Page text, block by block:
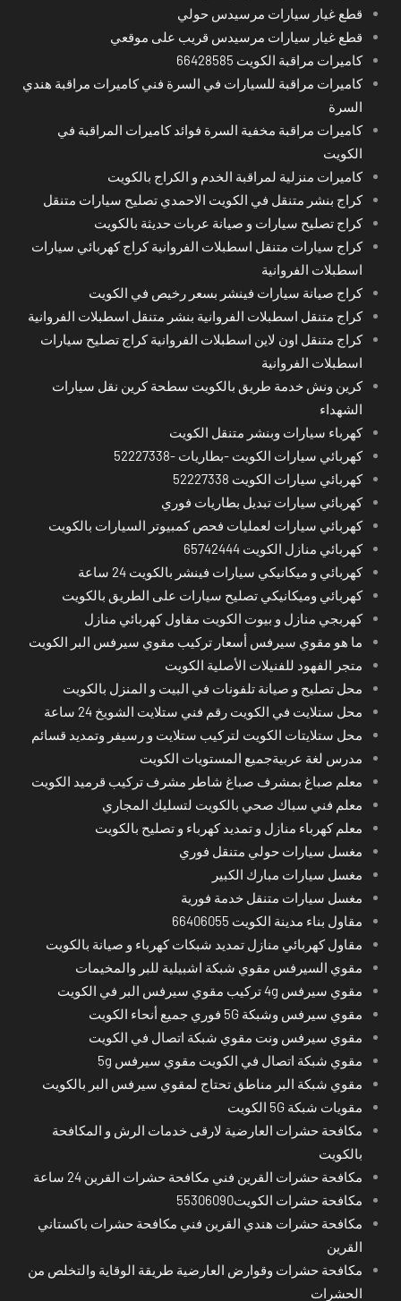
قطع غيار سيارات مرسيدس حولي
قطع غيار سيارات مرسيدس قريب على موقعي
كاميرات مراقبة الكويت 66428585
كاميرات مراقبة للسيارات في السرة فني كاميرات مراقبة هندي
السرة
كاميرات مراقبة مخفية السرة فوائد كاميرات المراقبة في
الكويت
كاميرات منزلية لمراقبة الخدم و الكراج بالكويت
كراج بنشر متنقل في الكويت الاحمدي تصليح سيارات متنقل
كراج تصليح سيارات و صيانة عربات حديثة بالكويت
كراج سيارات متنقل اسطبلات الفروانية كراج كهربائي سيارات
اسطبلات الفروانية
كراج صيانة سيارات فينشر بسعر رخيص في الكويت
كراج متنقل اسطبلات الفروانية بنشر متنقل اسطبلات الفروانية
كراج متنقل اون لاين اسطبلات الفروانية كراج تصليح سيارات
اسطبلات الفروانية
كرين ونش خدمة طريق بالكويت سطحة كرين نقل سيارات
الشهداء
كهرباء سيارات وبنشر متنقل الكويت
كهربائي سيارات الكويت -بطاريات -52227338
كهربائي سيارات الكويت 52227338
كهربائي سيارات تبديل بطاريات فوري
كهربائي سيارات لعمليات فحص كمبيوتر السيارات بالكويت
كهربائي منازل الكويت 65742444
كهربائي و ميكانيكي سيارات فينشر بالكويت 24 ساعة
كهربائي وميكانيكي تصليح سيارات على الطريق بالكويت
كهربجي منازل و بيوت الكويت مقاول كهربائي منازل
ما هو مقوي سيرفس أسعار تركيب مقوي سيرفس البر الكويت
متجر الفهود للفنيلات الأصلية الكويت
محل تصليح و صيانة تلفونات في البيت و المنزل بالكويت
محل ستلايت في الكويت رقم فني ستلايت الشويخ 24 ساعة
محل ستلايتات الكويت لتركيب ستلايت و رسيفر وتمديد قسائم
مدرس لغة عربيةجميع المستويات الكويت
معلم صباغ بمشرف صباغ شاطر مشرف تركيب قرميد الكويت
معلم فني سباك صحي بالكويت لتسليك المجاري
معلم كهرباء منازل و تمديد كهرباء و تصليح بالكويت
مغسل سيارات حولي متنقل فوري
مغسل سيارات مبارك الكبير
مغسل سيارات متنقل خدمة فورية
مقاول بناء مدينة الكويت 66406055
مقاول كهربائي منازل تمديد شبكات كهرباء و صيانة بالكويت
مقوي السيرفس مقوي شبكة اشبيلية للبر والمخيمات
مقوي سيرفس 4g تركيب مقوي سيرفس البر في الكويت
مقوي سيرفس وشبكة 5G فوري جميع أنحاء الكويت
مقوي سيرفس ونت مقوي شبكة اتصال في الكويت
مقوي شبكة اتصال في الكويت مقوي سيرفس 5g
مقوي شبكة البر مناطق تحتاج لمقوي سيرفس البر بالكويت
مقويات شبكة 5G الكويت
مكافحة حشرات العارضية لارقى خدمات الرش و المكافحة
بالكويت
مكافحة حشرات القرين فني مكافحة حشرات القرين 24 ساعة
مكافحة حشرات الكويت55306090
مكافحة حشرات هندي القرين فني مكافحة حشرات باكستاني
القرين
مكافحة حشرات وقوارض العارضية طريقة الوقاية والتخلص من
الحشرات